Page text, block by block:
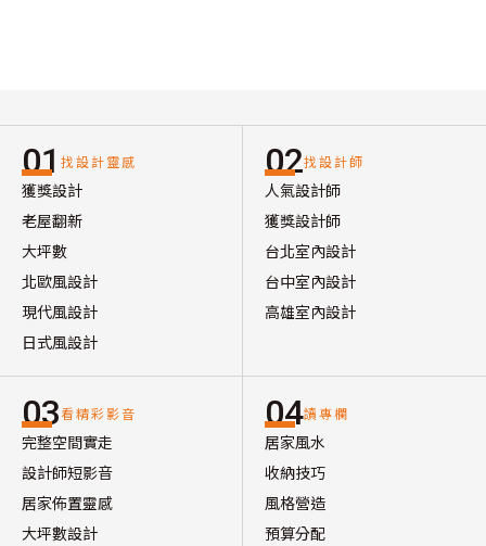
01 找設計靈感
獲獎設計
老屋翻新
大坪數
北歐風設計
現代風設計
日式風設計
02找設計師
人氣設計師
獲獎設計師
台北室內設計
台中室內設計
高雄室內設計
03看精彩影音
完整空間實走
設計師短影音
居家佈置靈感
大坪數設計
04讀專欄
居家風水
收納技巧
風格營造
預算分配